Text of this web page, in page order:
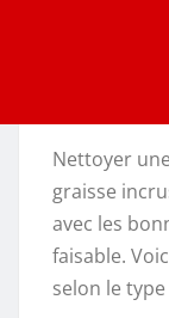
Nettoyer
graisse
avec les
faisable.
selon le